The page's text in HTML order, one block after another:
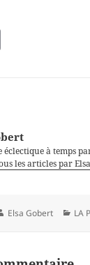
éclectique à temps
les articles par
Auteur
Elsa Gobert LA